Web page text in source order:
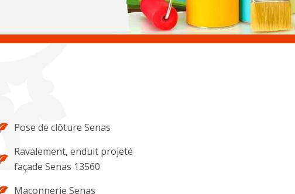
Pose de clôture Senas
Ravalement, enduit projeté
façade Senas 13560
Maçonnerie Senas